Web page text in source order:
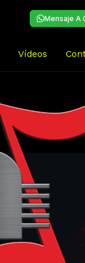
Mensaje A
Vídeos